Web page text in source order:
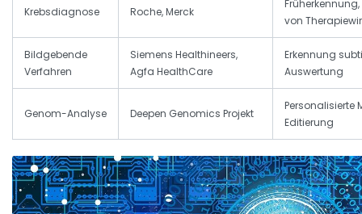
Krebsdiagnose Roche, Merck
von
Bildgebende
Verfahren
Siemens Healthineers,
Agfa HealthCare
Erkennung
Auswertung
Genom-Analyse Deepen Genomics Projekt
Personalisierte
Editierung